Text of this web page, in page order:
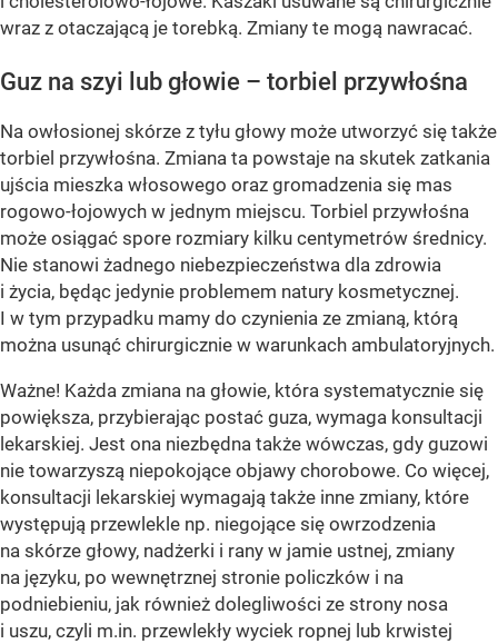
wraz z otaczającą je torebką. Zmiany te mogą nawracać.
Guz na szyi lub głowie – torbiel przywłośna
Na owłosionej skórze z tyłu głowy może utworzyć się także
torbiel przywłośna. Zmiana ta powstaje na skutek zatkania
ujścia mieszka włosowego oraz gromadzenia się mas
rogowo-łojowych w jednym miejscu. Torbiel przywłośna
może osiągać spore rozmiary kilku centymetrów średnicy.
Nie stanowi żadnego niebezpieczeństwa dla zdrowia
i życia, będąc jedynie problemem natury kosmetycznej.
I w tym przypadku mamy do czynienia ze zmianą, którą
można usunąć chirurgicznie w warunkach ambulatoryjnych.
Ważne! Każda zmiana na głowie, która systematycznie się
powiększa, przybierając postać guza, wymaga konsultacji
lekarskiej. Jest ona niezbędna także wówczas, gdy guzowi
nie towarzyszą niepokojące objawy chorobowe. Co więcej,
konsultacji lekarskiej wymagają także inne zmiany, które
występują przewlekle np. niegojące się owrzodzenia
na skórze głowy, nadżerki i rany w jamie ustnej, zmiany
na języku, po wewnętrznej stronie policzków i na
podniebieniu, jak również dolegliwości ze strony nosa
i uszu, czyli m.in. przewlekły wyciek ropnej lub krwistej